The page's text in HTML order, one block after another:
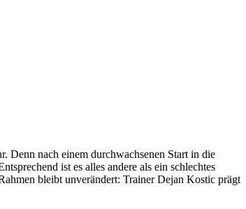
Denn nach einem durchwachsenen Start in die
ist es alles andere als ein schlechtes
bleibt unverändert: Trainer Dejan Kostic prägt